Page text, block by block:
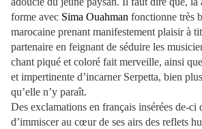
forme avec Sima Ouahman fonctionne très
marocaine prenant manifestement plaisir à
partenaire en feignant de séduire les
chant piqué et coloré fait merveille, ainsi
et impertinente d’incarner Serpetta, bien
qu’elle n’y paraît.
Des exclamations en français insérées de-ci
d’immiscer au cœur de ses airs des reflets